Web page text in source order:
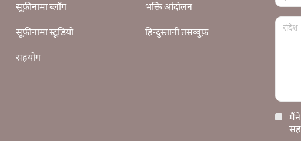
सूफ़ीनामा ब्लॉग
सूफ़ीनामा स्टूडियो
सहयोग
भक्ति आंदोलन
हिन्दुस्तानी तसव्वुफ़